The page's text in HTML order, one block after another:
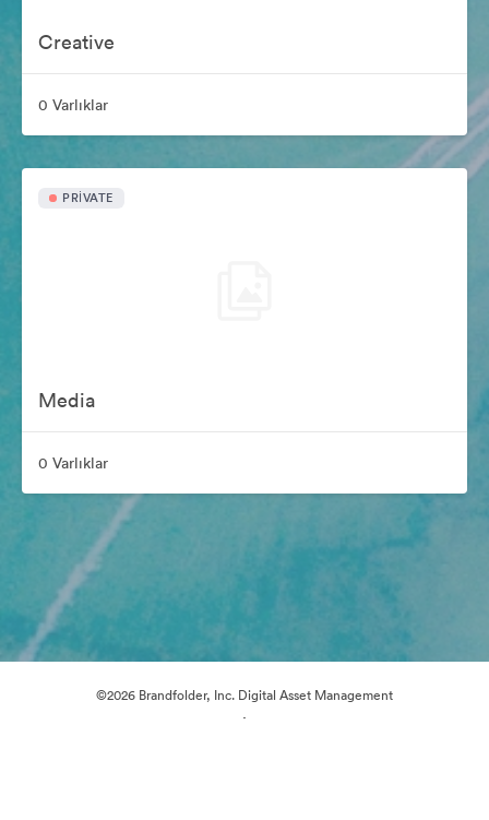
Creative
0 Varlıklar
PRIVATE
Media
0 Varlıklar
©2026 Brandfolder, Inc. Digital Asset Management
·